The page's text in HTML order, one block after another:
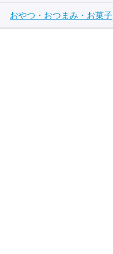
おやつ・おつまみ・お菓子